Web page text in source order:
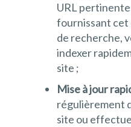
URL
fournissant cet
de recherche,
indexer
site ;
Mise à jour
régulièrement
site ou